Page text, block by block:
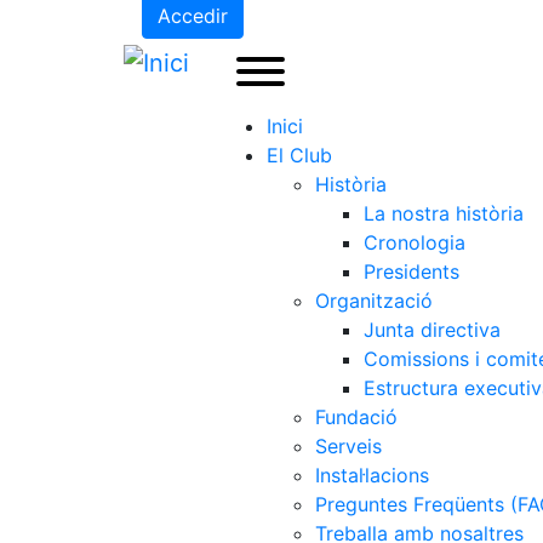
Accedir
Inici
El Club
Història
La nostra història
Cronologia
Presidents
Organització
Junta directiva
Comissions i
Estructura
Fundació
Serveis
Instal·lacions
Preguntes Freqüents
Treballa amb nosaltres